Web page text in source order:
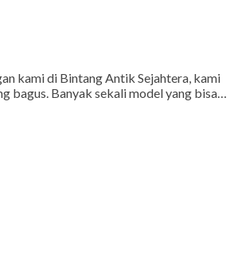
kami di Bintang Antik Sejahtera, kami
bagus. Banyak sekali model yang bisa…